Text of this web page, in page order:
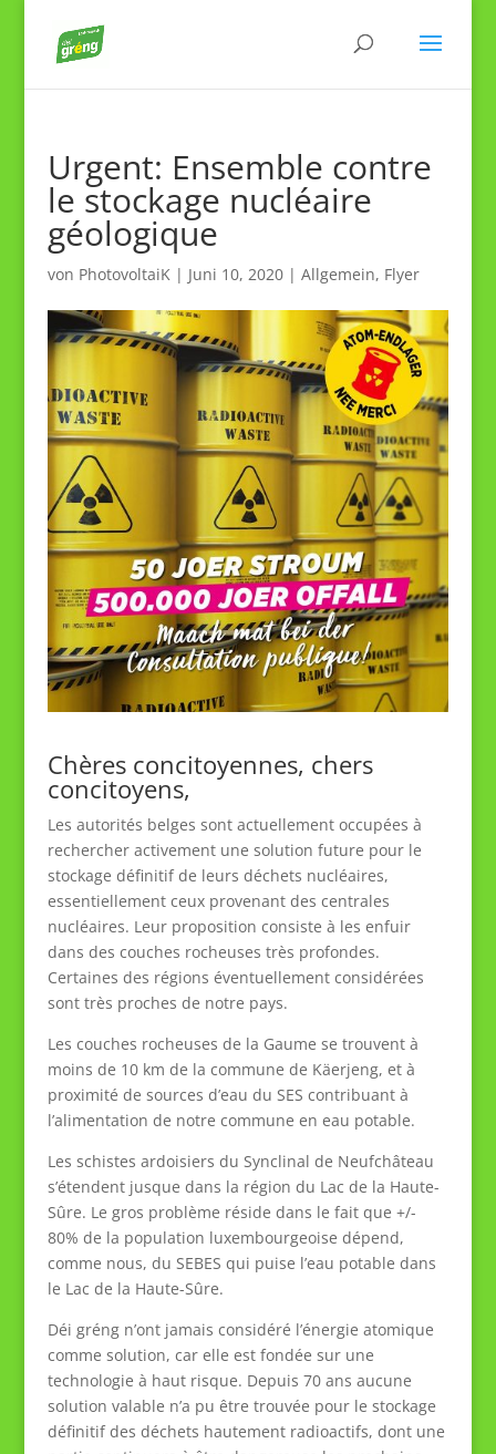
Urgent: Ensemble contre
le stockage nucléaire
géologique
von PhotovoltaiK| Juni 10, 2020| Allgemein, Flyer
Chères concitoyennes, chers
concitoyens,
Les autorités belges sont actuellement occupées à
rechercher activement une solution future pour le
stockage définitif de leurs déchets nucléaires,
essentiellement ceux provenant des centrales
nucléaires. Leur proposition consiste à les enfuir
dans des couches rocheuses très profondes.
Certaines des régions éventuellement considérées
sont très proches de notre pays.
Les couches rocheuses de la Gaume se trouvent à
moins de 10 km de la commune de Käerjeng, et à
proximité de sources d’eau du SES contribuant à
l’alimentation de notre commune en eau potable.
Les schistes ardoisiers du Synclinal de Neufchâteau
s’étendent jusque dans la région du Lac de la Haute-
Sûre. Le gros problème réside dans le fait que +/-
80% de la population luxembourgeoise dépend,
comme nous, du SEBES qui puise l’eau potable dans
le Lac de la Haute-Sûre.
Déi gréng n’ont jamais considéré l’énergie atomique
comme solution, car elle est fondée sur une
technologie à haut risque. Depuis 70 ans aucune
solution valable n’a pu être trouvée pour le stockage
définitif des déchets hautement radioactifs, dont une